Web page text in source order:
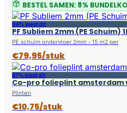
BESTEL SAMEN: 8%
94% kiest dit
PF Subliem 2mm (PE Schuim)
PE schuim ondervloer 2mm - 15 m2 per
€79,95/stuk
87% kiest dit
Co-pro folieplint amsterdam
Plinten
€10,75/stuk